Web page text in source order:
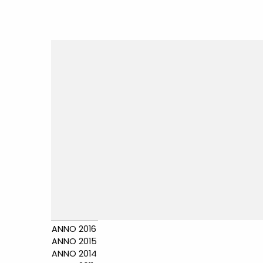
ANNO 2016
ANNO 2015
ANNO 2014